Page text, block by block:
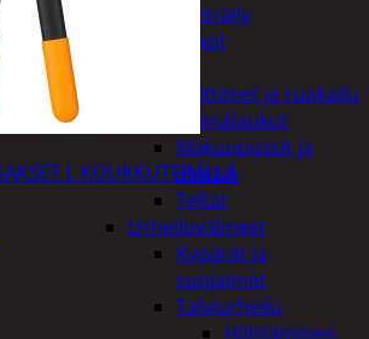
Polkupyöräily
Lukot
Keittimet ja ruokailu
Kylmälaukut
Makuupussit ja
alustat
Teltat
Urheiluvälineet
Kypärät ja
suojaimet
Talviurheilu
Hiihtäminen
L KOUKKUTERÄLLÄ